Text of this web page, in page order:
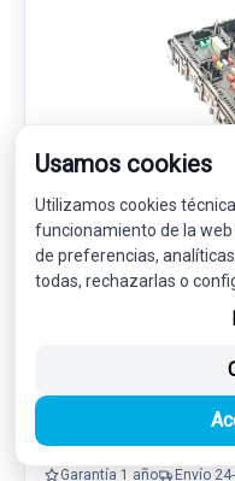
CAJA RELES /
F005V02922
FORD TRANSIT CONNECT
Garantía 1 año Envío
Usamos cookies
Utilizamos cookies
funcionamiento de la
de preferencias,
todas, rechazarlas o